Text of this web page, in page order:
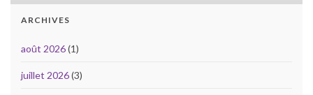
ARCHIVES
août 2026(1)
juillet 2026(3)